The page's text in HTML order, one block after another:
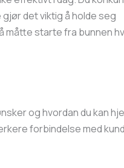
det viktig å holde seg
måtte starte fra bunnen
og hvordan du kan
forbindelse med